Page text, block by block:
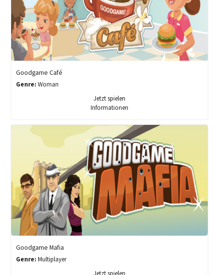
Goodgame Café
Genre: Woman
Jetzt spielen
Informationen
Goodgame Mafia
Genre: Multiplayer